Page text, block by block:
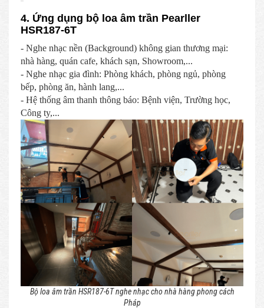
4. Ứng dụng bộ loa âm trần Pearller
HSR187-6T
- Nghe nhạc nền (Background) không gian thương mại:
nhà hàng, quán cafe, khách sạn, Showroom,...
- Nghe nhạc gia đình: Phòng khách, phòng ngủ, phòng
bếp, phòng ăn, hành lang,...
- Hệ thống âm thanh thông báo: Bệnh viện, Trường học,
Công ty,...
Bộ loa âm trần HSR187-6T nghe nhạc cho nhà hàng phong cách
Pháp